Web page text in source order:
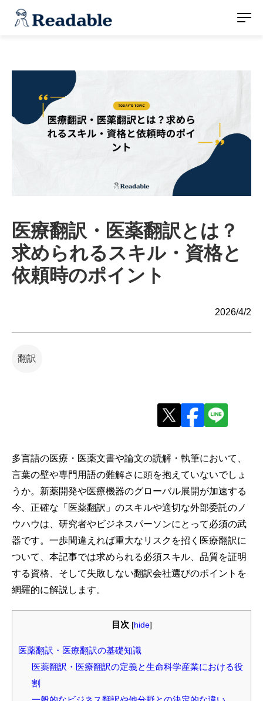
医療翻訳・医薬翻訳とは？
求められるスキル・資格と
依頼時のポイント
2026/4/2
翻訳
多言語の医療・医薬文書や論文の読解・執筆において、
言葉の壁や専門用語の難解さに頭を抱えていないでしょ
うか。新薬開発や医療機器のグローバル展開が加速する
今、正確な「医薬翻訳」のスキルや適切な外部委託のノ
ウハウは、研究者やビジネスパーソンにとって必須の武
器です。一歩間違えれば重大なリスクを招く医療翻訳に
ついて、本記事では求められる必須スキル、品質を証明
する資格、そして失敗しない翻訳会社選びのポイントを
網羅的に解説します。
目次 [hide]
医薬翻訳・医療翻訳の基礎知識
医薬翻訳・医療翻訳の定義と生命科学産業における役
割